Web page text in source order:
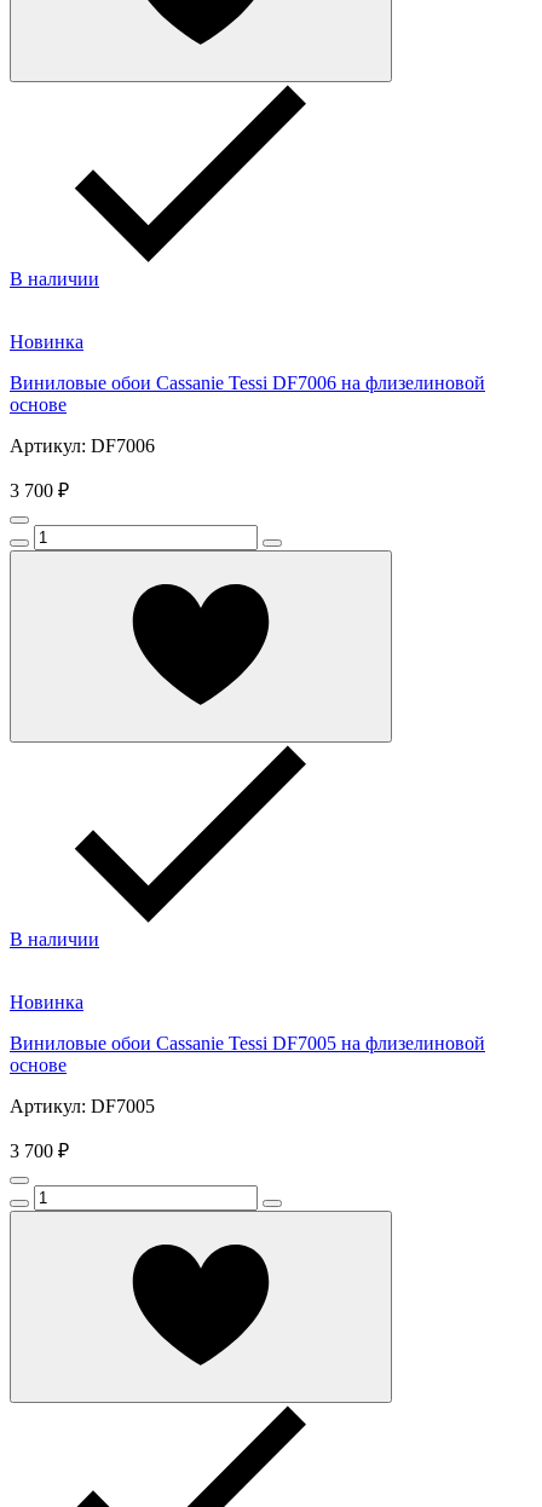
В наличии
Новинка
Виниловые обои Cassanie Tessi DF7006 на флизелиновой
основе
Артикул: DF7006
3 700 ₽
В наличии
Новинка
Виниловые обои Cassanie Tessi DF7005 на флизелиновой
основе
Артикул: DF7005
3 700 ₽